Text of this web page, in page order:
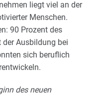
liegt viel an der
Menschen.
90 Prozent des
Ausbildung bei
sich beruflich
des neuen